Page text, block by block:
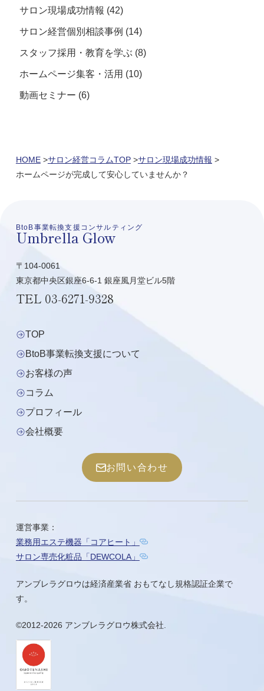
サロン現場成功情報 (42)
サロン経営個別相談事例 (14)
スタッフ採用・教育を学ぶ (8)
ホームページ集客・活用 (10)
動画セミナー (6)
HOME サロン経営コラムTOP
サロン現場成功情報
ホームページが完成して安心していませんか？
BtoB事業転換支援コンサルティング
Umbrella Glow
〒104-0061
東京都中央区銀座6-6-1 銀座風月堂ビル5階
TEL 03-6271-9328
TOP
BtoB事業転換支援について
お客様の声
コラム
プロフィール
会社概要
お問い合わせ
運営事業：
業務用エステ機器「コアヒート」
サロン専売化粧品「DEWCOLA」
アンブレラグロウは経済産業省 おもてなし規格認証企業で
す。
©2012-2026 アンブレラグロウ株式会社